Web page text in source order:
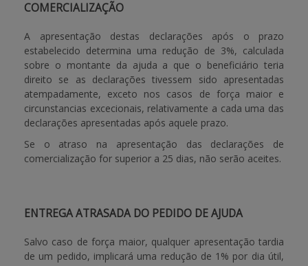
COMERCIALIZAÇÃO
A apresentação destas declarações após o prazo
estabelecido determina uma redução de 3%, calculada
sobre o montante da ajuda a que o beneficiário teria
direito se as declarações tivessem sido apresentadas
atempadamente, exceto nos casos de força maior e
circunstancias excecionais, relativamente a cada uma das
declarações apresentadas após aquele prazo.
Se o atraso na apresentação das declarações de
comercialização for superior a 25 dias, não serão aceites.
ENTREGA ATRASADA DO PEDIDO DE AJUDA
Salvo caso de força maior, qualquer apresentação tardia
de um pedido, implicará uma redução de 1% por dia útil,